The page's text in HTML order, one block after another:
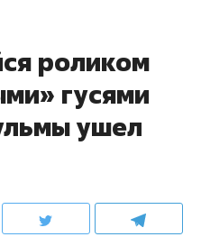
роликом
гусями
ушел